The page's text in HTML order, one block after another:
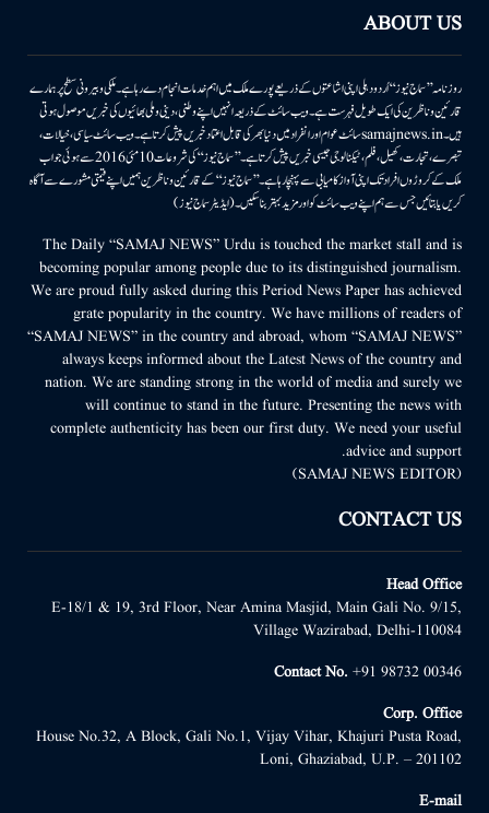
ABOUT US
روزنامہ ’’سماج نیوز‘‘ اُردو دہلی اپنی اشاعتوں کے ذریعے پورے ملک میں اہم خدمات انجام دے رہا ہے۔ ملکی وبیرونی سطح پر ہمارے
قارئین وناظرین کی ایک طویل فہرست ہے۔ ویب سائٹ کے ذریعہ انہیں اپنے وطنی، دینی وملی بھائیوں کی خبریں موصول ہوتی
ہیں۔samajnews.inسائٹ عوام اور انفراد میں دنیا بھر کی قابل اعتماد خبریں پیش کرتا ہے۔ ویب سائٹ سیاسی، خیالات،
تبصرے، تجارت، کھیل، فلم، ٹیکنالوجی جیسی خبریں پیش کرتا ہے۔ ’’سماج نیوز‘‘ کی شروعات 10مئی 2016 سے ہوئی جو اب
ملک کے کروڑوں افراد تک اپنی آواز کامیابی سے پہنچا رہا ہے۔ ’’سماج نیوز‘‘ کے قارئین وناظرین ہمیں اپنے قیمتی مشورے سے آگاہ
کریں یا بتائیں جس سے ہم اپنے ویب سائٹ کو اور مزید بہتر بناسکیں۔ (ایڈیٹر سماج نیوز)
The Daily “SAMAJ NEWS” Urdu is touched the market stall and is
becoming popular among people due to its distinguished journalism.
We are proud fully asked during this Period News Paper has achieved
grate popularity in the country. We have millions of readers of
“SAMAJ NEWS” in the country and abroad, whom “SAMAJ NEWS”
always keeps informed about the Latest News of the country and
nation. We are standing strong in the world of media and surely we
will continue to stand in the future. Presenting the news with
complete authenticity has been our first duty. We need your useful
advice and support.
(SAMAJ NEWS EDITOR)
CONTACT US
Head Office
E-18/1 & 19, 3rd Floor, Near Amina Masjid, Main Gali No. 9/15,
Village Wazirabad, Delhi-110084
Contact No. +91 98732 00346
Corp. Office
House No.32, A Block, Gali No.1, Vijay Vihar, Khajuri Pusta Road,
Loni, Ghaziabad, U.P. – 201102
E-mail